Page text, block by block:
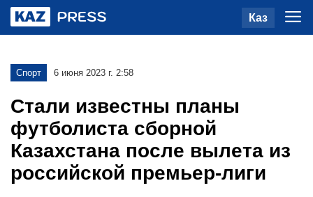
Каз
Спорт 6 июня 2023 г. 2:58
Стали известны планы
футболиста сборной
Казахстана после вылета из
российской премьер-лиги